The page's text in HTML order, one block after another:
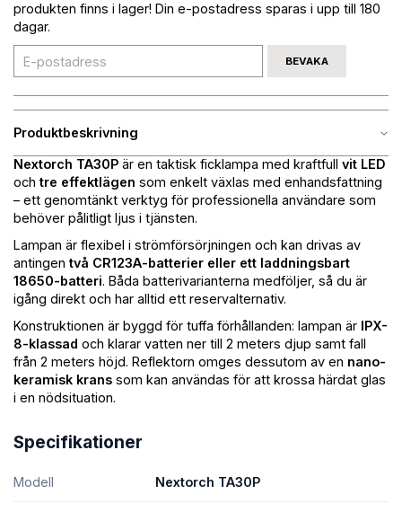
produkten finns i lager! Din e-postadress sparas i upp till 180
dagar.
BEVAKA
Produktbeskrivning
Nextorch TA30P är en taktisk ficklampa med kraftfull vit LED
ochtre effektlägen som enkelt växlas med enhandsfattning
– ett genomtänkt verktyg för professionella användare som
behöver pålitligt ljus i tjänsten.
Lampan är flexibel i strömförsörjningen och kan drivas av
antingentvå CR123A-batterier eller ett laddningsbart
18650-batteri. Båda batterivarianterna medföljer, så du är
igång direkt och har alltid ett reservalternativ.
Konstruktionen är byggd för tuffa förhållanden: lampan är IPX-
8-klassad och klarar vatten ner till 2 meters djup samt fall
från 2 meters höjd. Reflektorn omges dessutom av en nano-
keramisk krans som kan användas för att krossa härdat glas
i en nödsituation.
Specifikationer
Modell Nextorch TA30P